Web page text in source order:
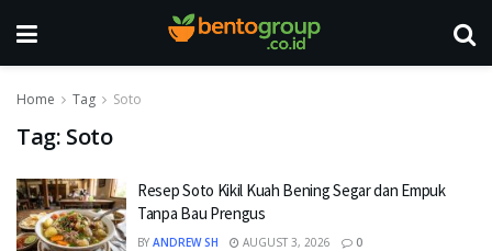
Home Tag Soto
Tag: Soto
Resep Soto Kikil Kuah Bening Segar dan Empuk
Tanpa Bau Prengus
BY ANDREW SH AUGUST 3, 2026 0